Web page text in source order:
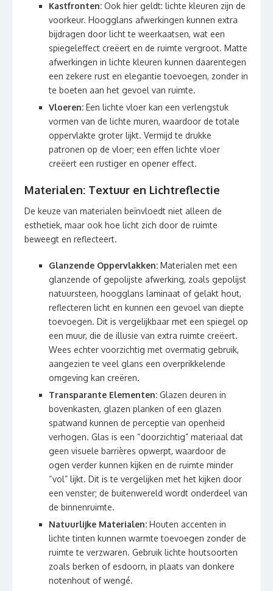
Kastfronten: Ook hier geldt: lichte kleuren zijn de
voorkeur. Hoogglans afwerkingen kunnen extra
bijdragen door licht te weerkaatsen, wat een
spiegeleffect creëert en de ruimte vergroot. Matte
afwerkingen in lichte kleuren kunnen daarentegen
een zekere rust en elegantie toevoegen, zonder in
te boeten aan het gevoel van ruimte.
Vloeren: Een lichte vloer kan een verlengstuk
vormen van de lichte muren, waardoor de totale
oppervlakte groter lijkt. Vermijd te drukke
patronen op de vloer; een effen lichte vloer
creëert een rustiger en opener effect.
Materialen: Textuur en Lichtreflectie
De keuze van materialen beïnvloedt niet alleen de
esthetiek, maar ook hoe licht zich door de ruimte
beweegt en reflecteert.
Glanzende Oppervlakken: Materialen met een
glanzende of gepolijste afwerking, zoals gepolijst
natuursteen, hoogglans laminaat of gelakt hout,
reflecteren licht en kunnen een gevoel van diepte
toevoegen. Dit is vergelijkbaar met een spiegel op
een muur, die de illusie van extra ruimte creëert.
Wees echter voorzichtig met overmatig gebruik,
aangezien te veel glans een overprikkelende
omgeving kan creëren.
Transparante Elementen: Glazen deuren in
bovenkasten, glazen planken of een glazen
spatwand kunnen de perceptie van openheid
verhogen. Glas is een “doorzichtig” materiaal dat
geen visuele barrières opwerpt, waardoor de
ogen verder kunnen kijken en de ruimte minder
“vol” lijkt. Dit is te vergelijken met het kijken door
een venster; de buitenwereld wordt onderdeel van
de binnenruimte.
Natuurlijke Materialen: Houten accenten in
lichte tinten kunnen warmte toevoegen zonder de
ruimte te verzwaren. Gebruik lichte houtsoorten
zoals berken of esdoorn, in plaats van donkere
notenhout of wengé.